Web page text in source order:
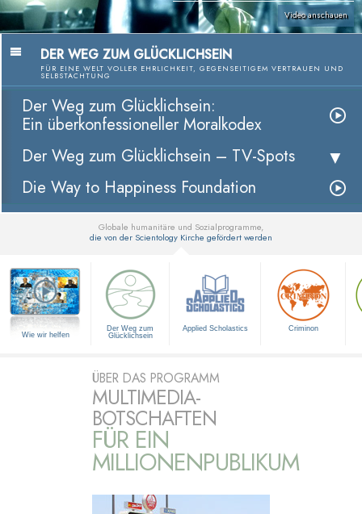
Video anschauen
DER WEG ZUM GLÜCKLICHSEIN
FÜR EINE WELT VOLLER EHRLICHKEIT, GEGENSEITIGEM VERTRAUEN UND
SELBSTACHTUNG
Der Weg zum Glücklichsein:
Ein überkonfessioneller Moralkodex
Der Weg zum Glücklichsein – TV-Spots
Die Way to Happiness Foundation
Globale humanitäre und Sozialprogramme,
die von der Scientology Kirche gefördert werden
Wie wir helfen
Der Weg zum
Glücklichsein
Applied Scholastics Criminon
ÜBER DAS PROGRAMM
MULTIMEDIA-
BOTSCHAFTEN
FÜR EIN
MILLIONENPUBLIKUM